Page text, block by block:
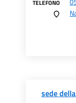
TELEFONO
sede